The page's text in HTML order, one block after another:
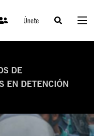
Únete
DE
EN DETENCIÓN